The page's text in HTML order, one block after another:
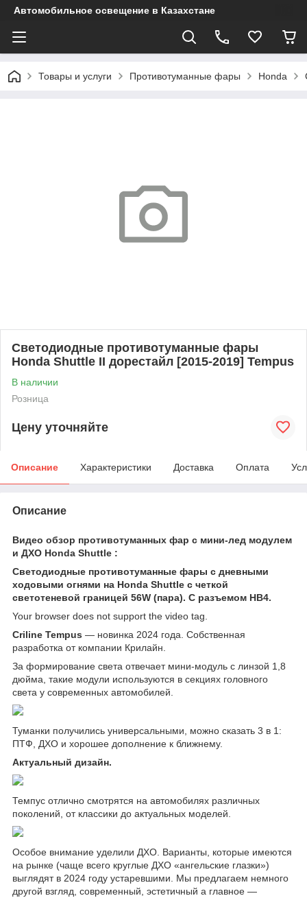
Автомобильное освещение в Казахстане
Товары и услуги Противотуманные фары Honda
Светодиодные противотуманные фары
Honda Shuttle II дорестайл [2015-2019] Tempus
В наличии
Розница
Цену уточняйте
Описание Характеристики Доставка Оплата
Описание
Видео обзор противотуманных фар c мини-лед модулем
и ДХО Honda Shuttle :
Светодиодные противотуманные фары с дневными
ходовыми огнями на Honda Shuttle с четкой
светотеневой границей 56W (пара). С разъемом HB4.
Your browser does not support the video tag.
Criline Tempus — новинка 2024 года. Собственная
разработка от компании Крилайн.
За формирование света отвечает мини-модуль с линзой 1,8
дюйма, такие модули используются в секциях головного
света у современных автомобилей.
Туманки получились универсальными, можно сказать 3 в 1:
ПТФ, ДХО и хорошее дополнение к ближнему.
Актуальный дизайн.
Темпус отлично смотрятся на автомобилях различных
поколений, от классики до актуальных моделей.
Особое внимание уделили ДХО. Варианты, которые имеются
на рынке (чаще всего круглые ДХО «ангельские глазки»)
выглядят в 2024 году устаревшими. Мы предлагаем немного
другой взгляд, современный, эстетичный а главное —